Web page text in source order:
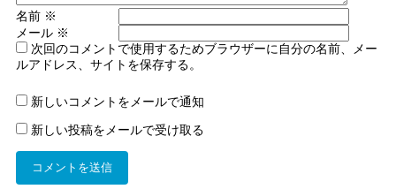
名前 ※
メール ※
次回のコメントで使用するためブラウザーに自分の名前、メー
ルアドレス、サイトを保存する。
新しいコメントをメールで通知
新しい投稿をメールで受け取る